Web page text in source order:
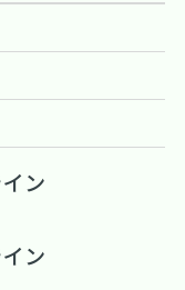
ン
ン